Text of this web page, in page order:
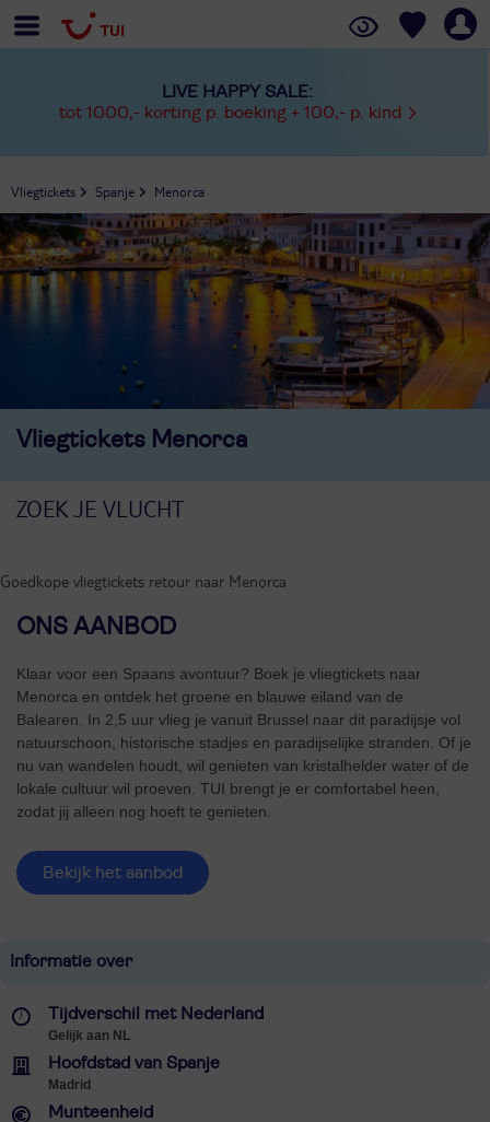
LIVE HAPPY SALE:
tot 1000,- korting p. boeking + 100,- p. kind
Vliegtickets Spanje Menorca
Vliegtickets Menorca
Goedkope vliegtickets retour naar Menorca
ONS AANBOD
Klaar voor een Spaans avontuur? Boek je vliegtickets naar
Menorca en ontdek het groene en blauwe eiland van de
Balearen. In 2,5 uur vlieg je vanuit Brussel naar dit paradijsje vol
natuurschoon, historische stadjes en paradijselijke stranden. Of je
nu van wandelen houdt, wil genieten van kristalhelder water of de
lokale cultuur wil proeven. TUI brengt je er comfortabel heen,
zodat jij alleen nog hoeft te genieten.
Bekijk het aanbod
Informatie over
Tijdverschil met Nederland
Gelijk aan NL
Hoofdstad van Spanje
Madrid
Munteenheid